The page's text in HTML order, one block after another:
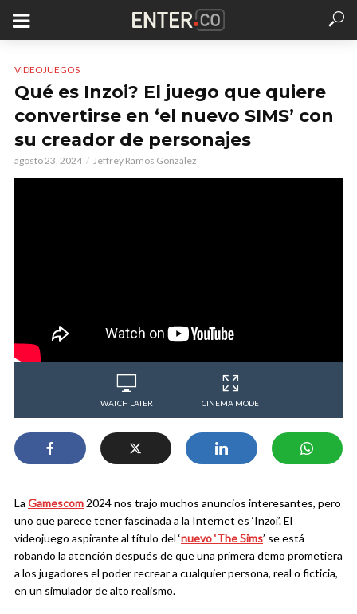
VIDEOJUEGOS
Qué es Inzoi? El juego que quiere
convertirse en ‘el nuevo SIMS’ con
su creador de personajes
agosto 23, 2024 Jeffrey Ramos González
WATCH LATER CINEMA MODE
La Gamescom 2024 nos trajo muchos anuncios interesantes, pero
uno que parece tener fascinada a la Internet es ‘Inzoi’. El
videojuego aspirante al título del ‘nuevo ‘The Sims’ se está
robando la atención después de que una primera demo prometiera
a los jugadores el poder recrear a cualquier persona, real o ficticia,
en un simulador de alto realismo.